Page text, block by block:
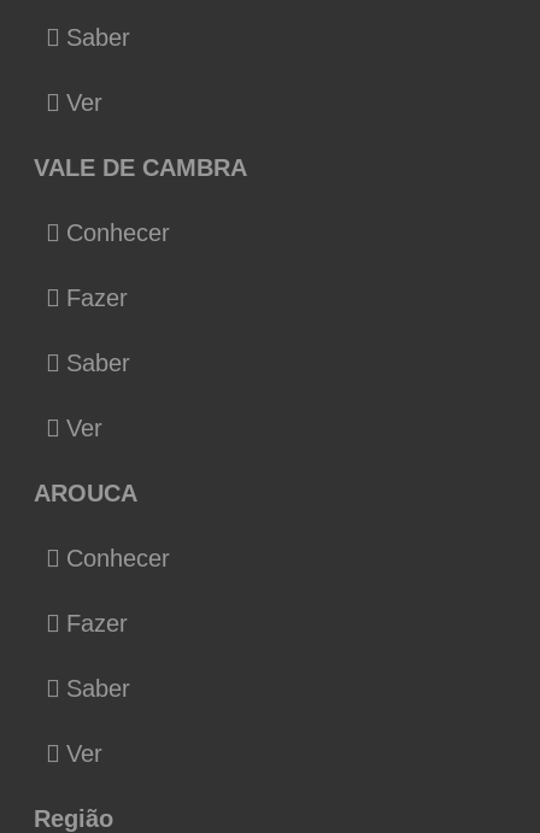
Saber
Ver
VALE DE CAMBRA
Conhecer
Fazer
Saber
Ver
AROUCA
Conhecer
Fazer
Saber
Ver
Região